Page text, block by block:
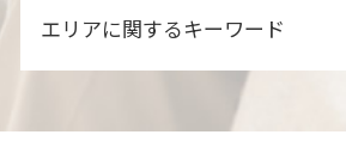
相続人調査 行政書士
遺産分割協議書 いつまで
遺産分割協議書 行政書士
公正証書遺言 作成 流れ
公正証書遺言 代理人
公正証書遺言 費用 自分で
公正証書遺言 あるかどうか
公正証書遺言 注意点
家族信託 どこに相談
贈与契約書 目的
暦年贈与 廃止 いつ
贈与契約書
贈与契約書 作成方法
贈与契約書 作成していない
終活 通帳
エリアに関するキーワード
贈与 白井市 行政書士